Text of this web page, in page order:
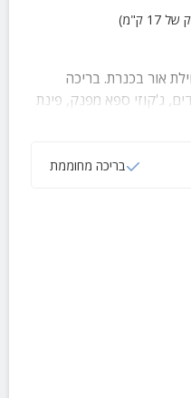
17 ק"מ)
אור בכנרת. בריכה
ג'קוזי ספא מפנק, פינת
בריכה מחוממת